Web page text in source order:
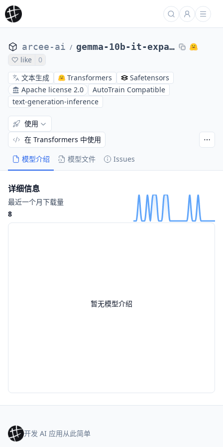
arcee-ai / gemma-10b-it-expanded
like
0
文本生成
Transformers
Safetensors
Apache license 2.0
AutoTrain Compatible
text-generation-inference
模型介绍 模型文件 Issues
使用
在 Transformers 中使用
暂无模型介绍
详细信息
最近一个月下载量
8
开发 AI 应用从此简单